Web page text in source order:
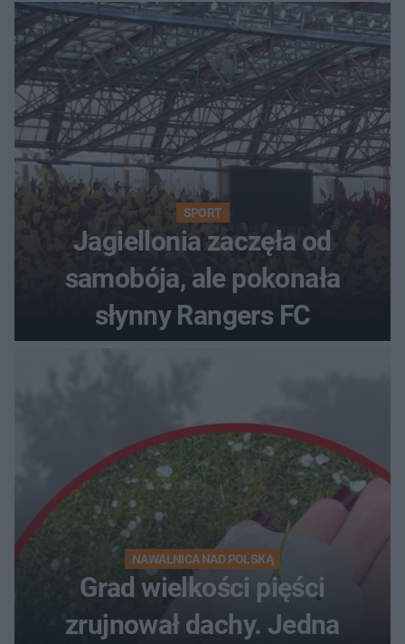
SPORT
Jagiellonia zaczęła od
samobója, ale pokonała
słynny Rangers FC
NAWAŁNICA NAD POLSKĄ
Grad wielkości pięści
zrujnował dachy. Jedna